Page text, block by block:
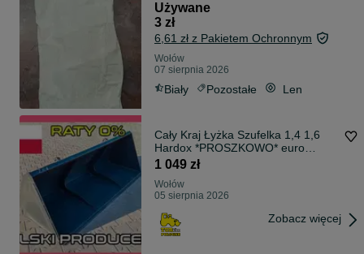
Używane
3 zł
6,61 zł z Pakietem Ochronnym
Wołów
07 sierpnia 2026
Biały Pozostałe Len
Cały Kraj Łyżka Szufelka 1,4 1,6
Hardox *PROSZKOWO* euro
ramka raty
1 049 zł
Wołów
05 sierpnia 2026
Zobacz więcej